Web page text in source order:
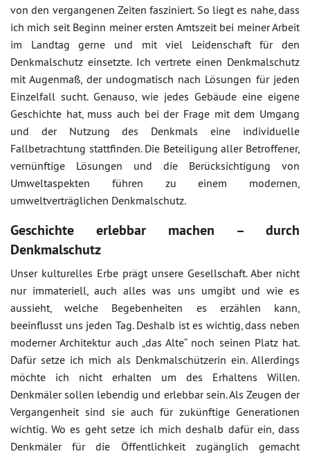
von den vergangenen Zeiten fasziniert. So liegt es nahe, dass
ich mich seit Beginn meiner ersten Amtszeit bei meiner Arbeit
im Landtag gerne und mit viel Leidenschaft für den
Denkmalschutz einsetzte. Ich vertrete einen Denkmalschutz
mit Augenmaß, der undogmatisch nach Lösungen für jeden
Einzelfall sucht. Genauso, wie jedes Gebäude eine eigene
Geschichte hat, muss auch bei der Frage mit dem Umgang
und der Nutzung des Denkmals eine individuelle
Fallbetrachtung stattfinden. Die Beteiligung aller Betroffener,
vernünftige Lösungen und die Berücksichtigung von
Umweltaspekten führen zu einem modernen,
umweltverträglichen Denkmalschutz.
Geschichte erlebbar machen – durch
Denkmalschutz
Unser kulturelles Erbe prägt unsere Gesellschaft. Aber nicht
nur immateriell, auch alles was uns umgibt und wie es
aussieht, welche Begebenheiten es erzählen kann,
beeinflusst uns jeden Tag. Deshalb ist es wichtig, dass neben
moderner Architektur auch „das Alte“ noch seinen Platz hat.
Dafür setze ich mich als Denkmalschützerin ein. Allerdings
möchte ich nicht erhalten um des Erhaltens Willen.
Denkmäler sollen lebendig und erlebbar sein. Als Zeugen der
Vergangenheit sind sie auch für zukünftige Generationen
wichtig. Wo es geht setze ich mich deshalb dafür ein, dass
Denkmäler für die Öffentlichkeit zugänglich gemacht